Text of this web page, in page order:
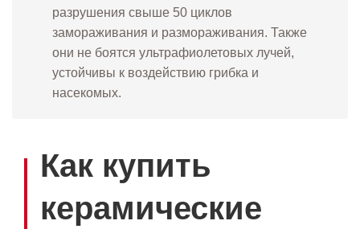
разрушения свыше 50 циклов
замораживания и размораживания. Также
они не боятся ультрафиолетовых лучей,
устойчивы к воздействию грибка и
насекомых.
Как купить
керамические